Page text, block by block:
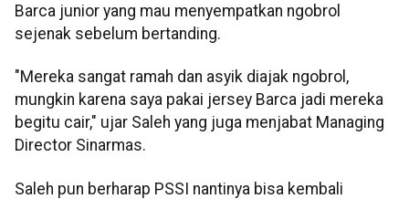
Barca junior yang mau menyempatkan ngobrol
sejenak sebelum bertanding.
"Mereka sangat ramah dan asyik diajak ngobrol,
mungkin karena saya pakai jersey Barca jadi mereka
begitu cair," ujar Saleh yang juga menjabat Managing
Director Sinarmas.
Saleh pun berharap PSSI nantinya bisa kembali